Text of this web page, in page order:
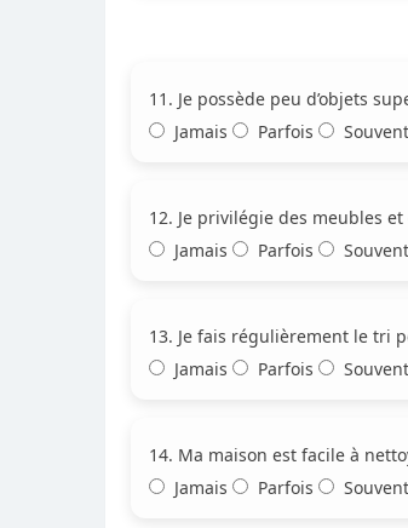
11. Je possède peu d’objets
Jamais
Parfois Souvent
12. Je privilégie des meubles
Jamais
Parfois Souvent
13. Je fais régulièrement le tri
Jamais
Parfois Souvent
14. Ma maison est facile à
Jamais
Parfois Souvent